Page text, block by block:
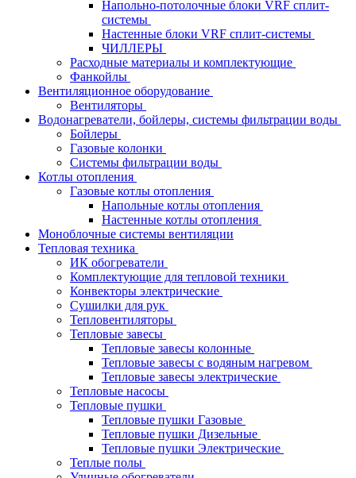
Напольно-потолочные блоки VRF сплит-
системы
Настенные блоки VRF сплит-системы
ЧИЛЛЕРЫ
Расходные материалы и комплектующие
Фанкойлы
Вентиляционное оборудование
Вентиляторы
Водонагреватели, бойлеры, системы фильтрации воды
Бойлеры
Газовые колонки
Системы фильтрации воды
Котлы отопления
Газовые котлы отопления
Напольные котлы отопления
Настенные котлы отопления
Моноблочные системы вентиляции
Тепловая техника
ИК обогреватели
Комплектующие для тепловой техники
Конвекторы электрические
Сушилки для рук
Тепловентиляторы
Тепловые завесы
Тепловые завесы колонные
Тепловые завесы с водяным нагревом
Тепловые завесы электрические
Тепловые насосы
Тепловые пушки
Тепловые пушки Газовые
Тепловые пушки Дизельные
Тепловые пушки Электрические
Теплые полы